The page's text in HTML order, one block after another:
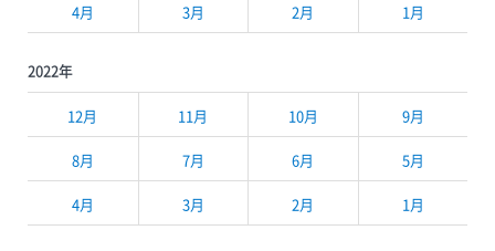
4月 3月 2月 1月
2022年
12月 11月 10月 9月
8月 7月 6月 5月
4月 3月 2月 1月